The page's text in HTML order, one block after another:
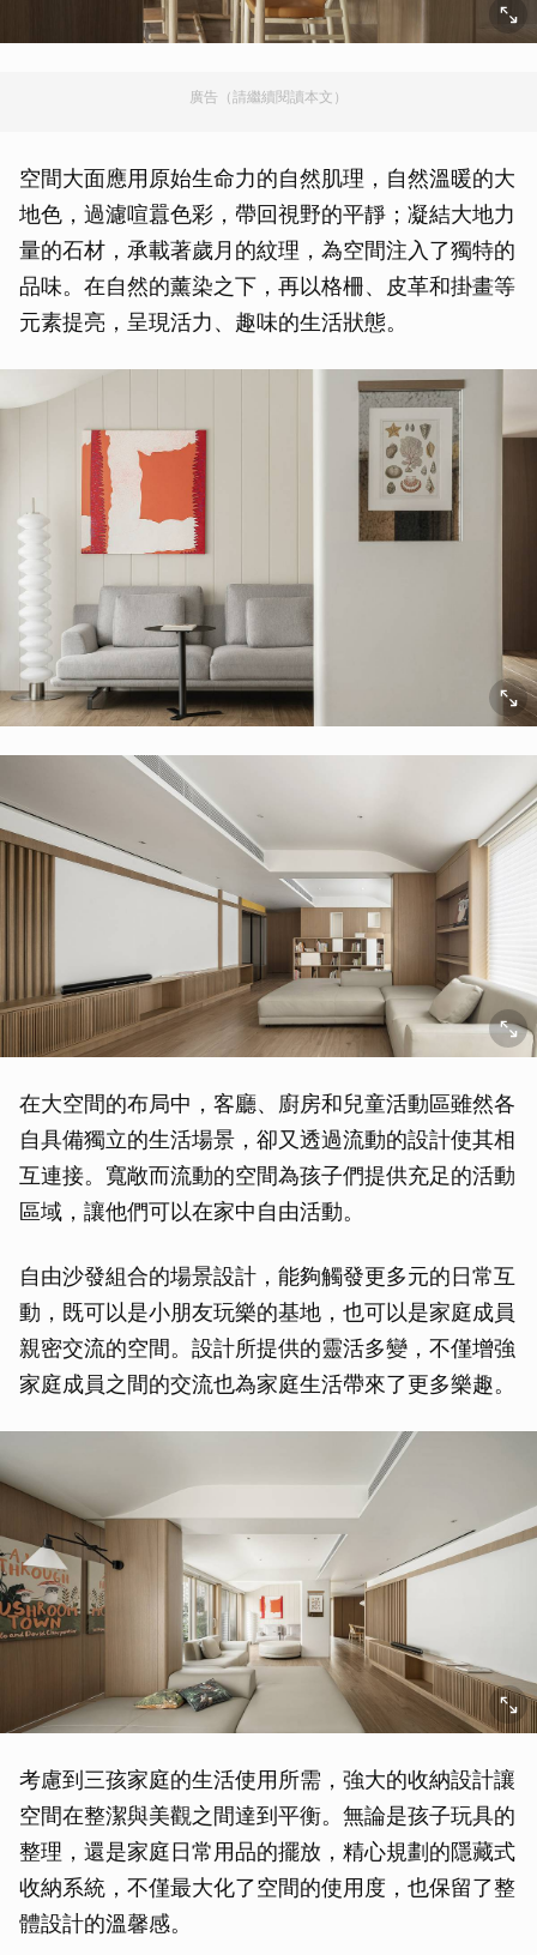
廣告（請繼續閱讀本文）
空間大面應用原始生命力的自然肌理，自然溫暖的大
地色，過濾喧囂色彩，帶回視野的平靜；凝結大地力
量的石材，承載著歲月的紋理，為空間注入了獨特的
品味。在自然的薰染之下，再以格柵、皮革和掛畫等
元素提亮，呈現活力、趣味的生活狀態。
在大空間的布局中，客廳、廚房和兒童活動區雖然各
自具備獨立的生活場景，卻又透過流動的設計使其相
互連接。寬敞而流動的空間為孩子們提供充足的活動
區域，讓他們可以在家中自由活動。
自由沙發組合的場景設計，能夠觸發更多元的日常互
動，既可以是小朋友玩樂的基地，也可以是家庭成員
親密交流的空間。設計所提供的靈活多變，不僅增強
家庭成員之間的交流也為家庭生活帶來了更多樂趣。
考慮到三孩家庭的生活使用所需，強大的收納設計讓
空間在整潔與美觀之間達到平衡。無論是孩子玩具的
整理，還是家庭日常用品的擺放，精心規劃的隱藏式
收納系統，不僅最大化了空間的使用度，也保留了整
體設計的溫馨感。